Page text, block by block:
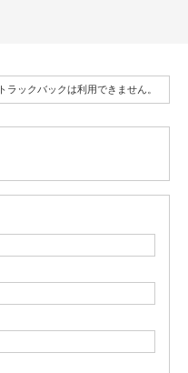
トラックバックは利用できません。